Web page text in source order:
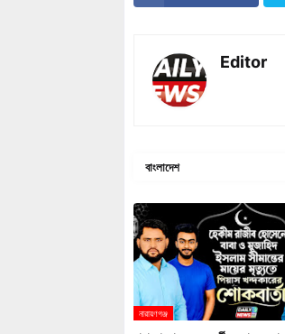
Editor
বাংলাদেশ
নারায়ণগঞ্জ